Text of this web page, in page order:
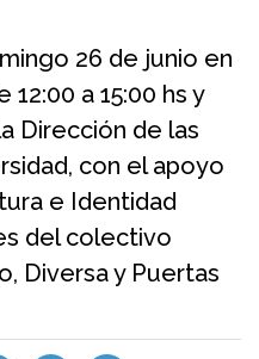
26 de junio en
a 15:00 hs y
Dirección de las
con el apoyo
e Identidad
del colectivo
Diversa y Puertas